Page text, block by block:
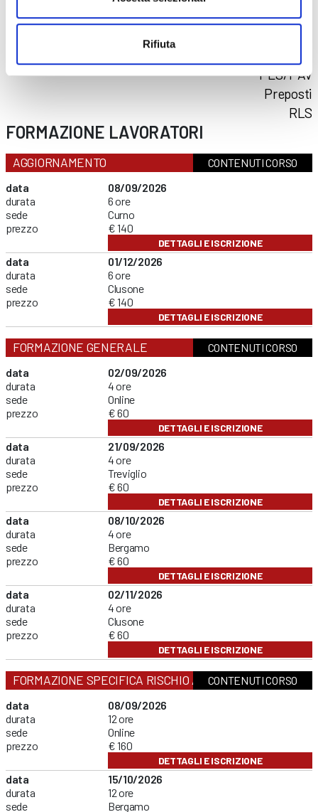
Rifiuta
Addetti al primo soccorso
PES/PAV
Preposti
RLS
FORMAZIONE LAVORATORI
AGGIORNAMENTO
CONTENUTI CORSO
data
durata
sede
prezzo
08/09/2026
6 ore
Curno
€ 140
DETTAGLI E ISCRIZIONE
data
durata
sede
prezzo
01/12/2026
6 ore
Clusone
€ 140
DETTAGLI E ISCRIZIONE
FORMAZIONE GENERALE
CONTENUTI CORSO
data
durata
sede
prezzo
02/09/2026
4 ore
Online
€ 60
DETTAGLI E ISCRIZIONE
data
durata
sede
prezzo
21/09/2026
4 ore
Treviglio
€ 60
DETTAGLI E ISCRIZIONE
data
durata
sede
prezzo
08/10/2026
4 ore
Bergamo
€ 60
DETTAGLI E ISCRIZIONE
data
durata
sede
prezzo
02/11/2026
4 ore
Clusone
€ 60
DETTAGLI E ISCRIZIONE
FORMAZIONE SPECIFICA RISCHIO ALTOCONTENUTI CORSO
data
durata
sede
prezzo
08/09/2026
12 ore
Online
€ 160
DETTAGLI E ISCRIZIONE
data
durata
sede
15/10/2026
12 ore
Bergamo